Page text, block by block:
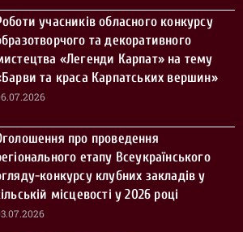
учасників обласного конкурсу
та декоративного
«Легенди Карпат» на тему
та краса Карпатських вершин»
про проведення
етапу Всеукраїнського
конкурсу клубних закладів у
місцевості у 2026 році